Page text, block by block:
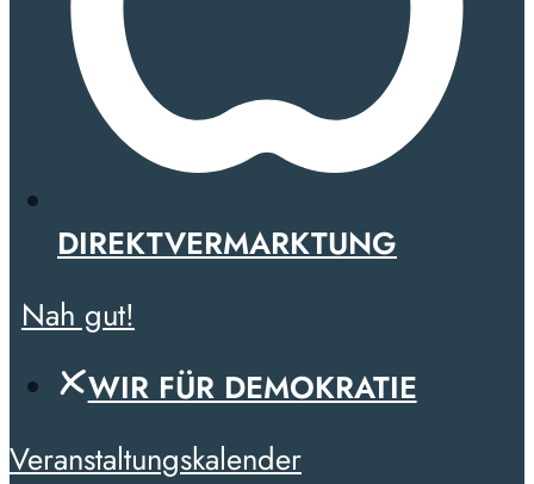
DIREKTVERMARKTUNG
Nah gut!
WIR FÜR DEMOKRATIE
Veranstaltungskalender